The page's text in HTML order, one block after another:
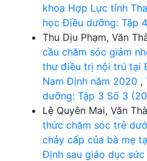
khoa Hợp Lực tỉnh
học Điều dưỡng: Tập
Thu Dịu Phạm, Văn
cầu chăm sóc giảm
thư điều trị nội trú tại
Nam Định năm 2020 ,
dưỡng: Tập 3 Số 3
Lệ Quyên Mai, Văn
thức chăm sóc trẻ
chảy cấp của bà mẹ
Định sau giáo dục sức